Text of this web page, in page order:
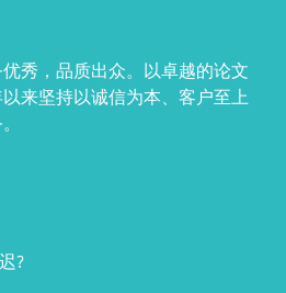
秀，品质出众。以卓越的论文
来坚持以诚信为本、客户至上
?